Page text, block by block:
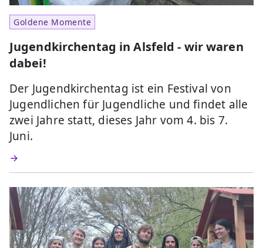
Goldene Momente
Jugendkirchentag in Alsfeld - wir waren
dabei!
Der Jugendkirchentag ist ein Festival von
Jugendlichen für Jugendliche und findet alle
zwei Jahre statt, dieses Jahr vom 4. bis 7.
Juni.